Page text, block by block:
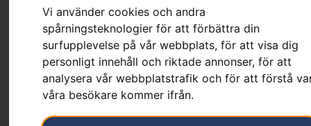
Vi använder cookies och andra
spårningsteknologier för att förbättra din
surfupplevelse på vår webbplats, för att visa dig
personligt innehåll och riktade annonser, för att
analysera vår webbplatstrafik och för att förstå
våra besökare kommer ifrån.
Klave
Kategorier:
Mätverktyg,Skog,Skogsverktyg